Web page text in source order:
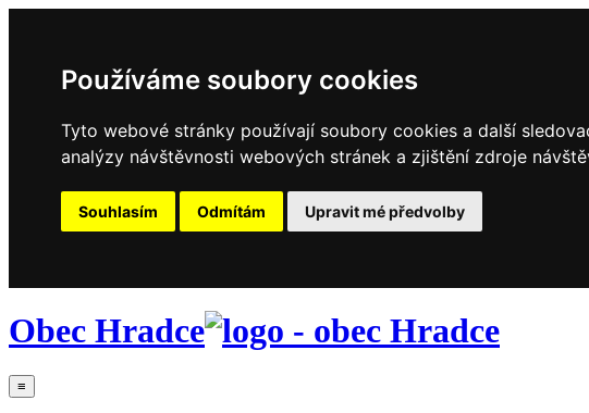
Používáme soubory cookies
Tyto webové stránky používají soubory cookies a další
analýzy návštěvnosti webových stránek a zjištění zdroje
Souhlasím Odmítám Upravit mé předvolby
Obec Hradce
≡